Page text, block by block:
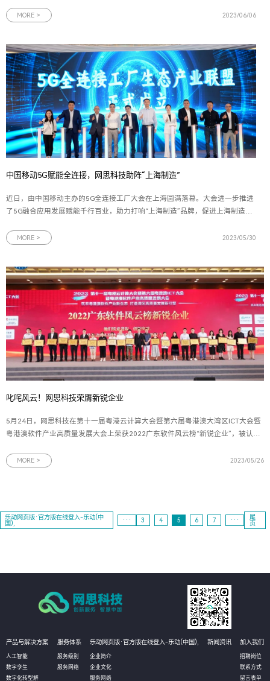
黄朝晖介绍了公司的经营情况、产品及解决方案的示范案例、荣誉资质、发明
MORE > 2023/06/06
中国移动5G赋能全连接，网思科技助阵“上海制造”
近日，由中国移动主办的5G全连接工厂大会在上海圆满落幕。大会进一步推进
了5G融合应用发展赋能千行百业，助力打响“上海制造”品牌，促进上海制造业
伙伴，网思科技副总裁肖君应邀出席大会，并参与5G全连接工厂生态产业联盟
MORE > 2023/05/30
叱咤风云！网思科技荣膺新锐企业
5月24日，网思科技在第十一届粤港云计算大会暨第六届粤港澳大湾区ICT大会暨
粤港澳软件产业高质量发展大会上荣获2022广东软件风云榜“新锐企业”，被认定
业奖牌2022年广东软件风云榜由羊城晚报报业集团、广东软件行业协会、广东省
MORE > 2023/05/26
乐动网页版·官方版在线登入-乐动(中
国),
··· 3 4 5 6 7 ···
尾
页
产品与解决方案
人工智能
数字孪生
数字化转型解
服务体系
服务级别
服务网络
乐动网页版·官方版在线登入-乐动(中国),
企业简介
企业文化
服务网络
新闻资讯 加入我们
招聘岗位
联系方式
留言表单